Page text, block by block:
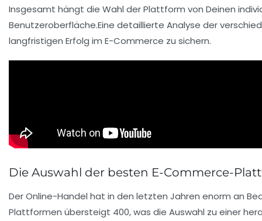
Insgesamt hängt die Wahl der Plattform von Deinen
Benutzeroberfläche.Eine detaillierte Analyse der
langfristigen Erfolg im E-Commerce zu sichern.
Die Auswahl der besten E-Commerce-
DerOnline-Handel hat in den letzten Jahren enorm an
Plattformen übersteigt 400, was die Auswahl zu einer